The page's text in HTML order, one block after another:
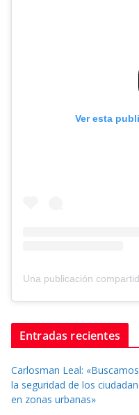
Ver esta
Una publicación compartida
Entradas recientes
Carlosman Leal:
la seguridad de los
en zonas urbanas»